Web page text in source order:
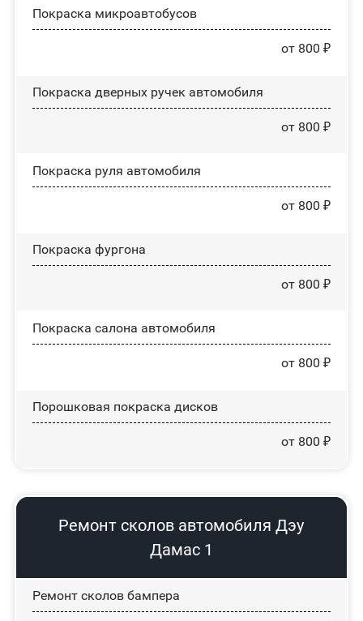
Покраска микроавтобусов
от 800 ₽
Покраска дверных ручек автомобиля
от 800 ₽
Покраска руля автомобиля
от 800 ₽
Покраска фургона
от 800 ₽
Покраска салона автомобиля
от 800 ₽
Порошковая покраска дисков
от 800 ₽
Ремонт сколов автомобиля Дэу
Дамас 1
Ремонт сколов бампера